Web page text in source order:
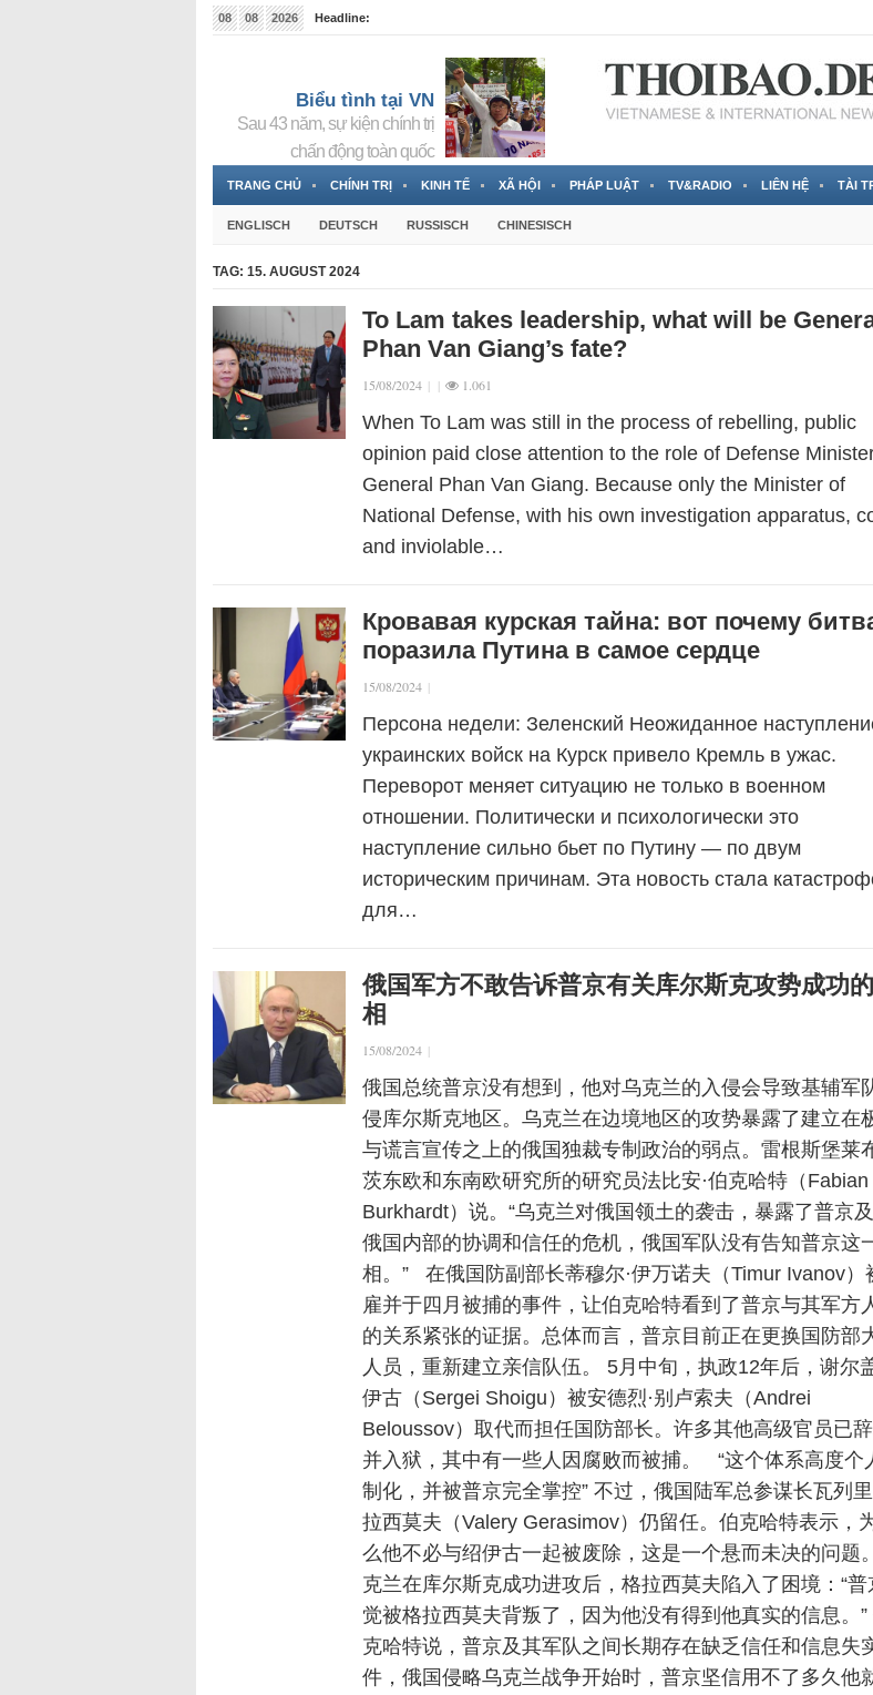
08 08 2026
Headline:
Biểu tình tại VN
Sau 43 năm, sự kiện chính trị
chấn động toàn quốc
TRANG CHỦ CHÍNH TRỊ KINH TẾ XÃ HỘI PHÁP LUẬT TV&RADIO LIÊN HỆ TÀI
ENGLISCH DEUTSCH RUSSISCH CHINESISCH
TAG: 15. AUGUST 2024
To Lam takes leadership, what will be
Phan Van Giang’s fate?
15/08/2024 | | 1.061
When To Lam was still in the process of rebelling, public
opinion paid close attention to the role of Defense
General Phan Van Giang. Because only the Minister of
National Defense, with his own investigation apparatus,
and inviolable…
Кровавая курская тайна: вот почему
поразила Путина в самое сердце
15/08/2024 |
Персона недели: Зеленский Неожиданное
украинских войск на Курск привело Кремль в ужас.
Переворот меняет ситуацию не только в военном
отношении. Политически и психологически это
наступление сильно бьет по Путину — по двум
историческим причинам. Эта новость стала
для…
俄国军方不敢告诉普京有关库尔斯克攻势成功
相
15/08/2024 |
俄国总统普京没有想到，他对乌克兰的入侵会导致基辅军
侵库尔斯克地区。乌克兰在边境地区的攻势暴露了建立在
与谎言宣传之上的俄国独裁专制政治的弱点。雷根斯堡莱
茨东欧和东南欧研究所的研究员法比安·伯克哈特（Fabian
Burkhardt）说。“乌克兰对俄国领土的袭击，暴露了普京
俄国内部的协调和信任的危机，俄国军队没有告知普京这
相。” 在俄国防副部长蒂穆尔·伊万诺夫（Timur Ivanov）
雇并于四月被捕的事件，让伯克哈特看到了普京与其军方
的关系紧张的证据。总体而言，普京目前正在更换国防部
人员，重新建立亲信队伍。 5月中旬，执政12年后，谢尔
伊古（Sergei Shoigu）被安德烈·别卢索夫（Andrei
Beloussov）取代而担任国防部长。许多其他高级官员已
并入狱，其中有一些人因腐败而被捕。 “这个体系高度个
制化，并被普京完全掌控” 不过，俄国陆军总参谋长瓦列里
拉西莫夫（Valery Gerasimov）仍留任。伯克哈特表示，
么他不必与绍伊古一起被废除，这是一个悬而未决的问题
克兰在库尔斯克成功进攻后，格拉西莫夫陷入了困境：“普
觉被格拉西莫夫背叛了，因为他没有得到他真实的信息。”
克哈特说，普京及其军队之间长期存在缺乏信任和信息失
件，俄国侵略乌克兰战争开始时，普京坚信用不了多久他